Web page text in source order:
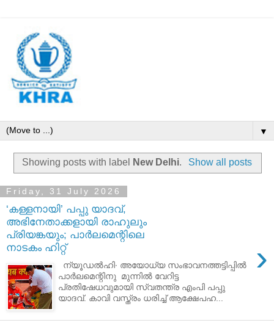
▼
Showing posts with label New Delhi. Show all posts
Friday, 31 July 2026
‘കള്ളനായി’ പപ്പു യാദവ്,
അഭിനേതാക്കളായി രാഹുലും
പ്രിയങ്കയും; പാർലമെന്റിലെ
നാടകം ഹിറ്റ്
›
ന്യൂഡൽഹി∙ അയോധ്യ സംഭാവനത്തട്ടിപ്പിൽ
പാർലമെന്റിനു മുന്നിൽ വേറിട്ട
പ്രതിഷേധവുമായി സ്വതന്ത്ര എംപി പപ്പു
യാദവ്. കാവി വസ്ത്രം ധരിച്ച് ആക്ഷേപഹ...